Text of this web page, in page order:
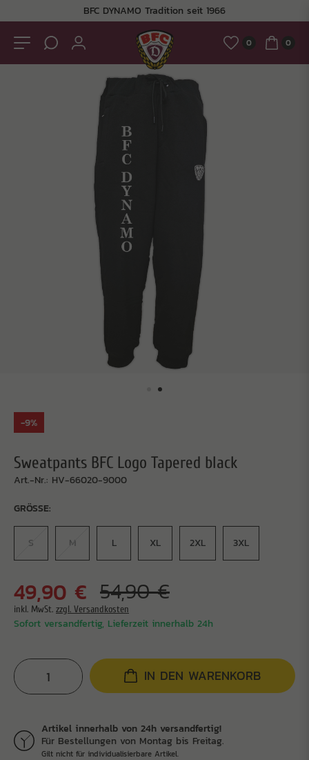
BFC DYNAMO Tradition seit 1966
0 0
-9%
Sweatpants BFC Logo Tapered black
Art.-Nr.: HV-66020-9000
GRÖSSE:
S M L XL 2XL 3XL
49,90 € 54,90 €
inkl. MwSt. zzgl. Versandkosten
Sofort versandfertig, Lieferzeit innerhalb 24h
IN DEN WARENKORB
Artikel innerhalb von 24h versandfertig!
Für Bestellungen von Montag bis Freitag.
Gilt nicht für individualisierbare Artikel.